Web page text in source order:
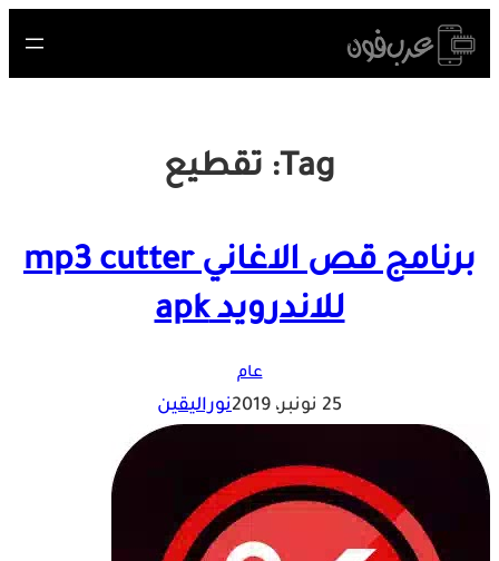
Skip
to
Tag: تقطيع
برنامج قص الاغاني mp3 cutter
للاندرويد apk
عام
25 نونبر، 2019 نوراليقين